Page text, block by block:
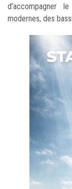
d'accompagner
modernes, des